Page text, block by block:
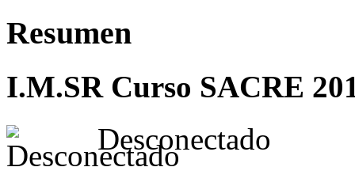
Resumen
I.M.SR Curso SACRE
Desconectado